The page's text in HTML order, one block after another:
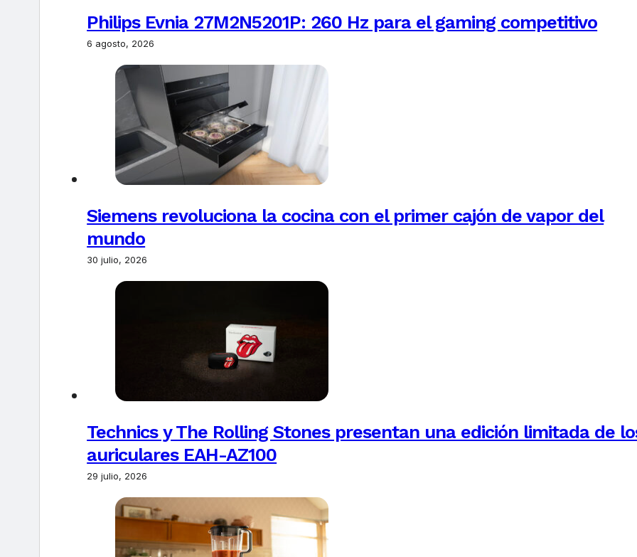
Philips Evnia 27M2N5201P: 260 Hz para el gaming competitivo
6 agosto, 2026
Siemens revoluciona la cocina con el primer cajón de vapor del
mundo
30 julio, 2026
Technics y The Rolling Stones presentan una edición limitada de
auriculares EAH-AZ100
29 julio, 2026